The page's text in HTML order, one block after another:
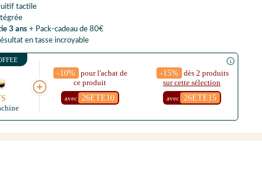
tactile
3 ans+ Pack-cadeau de 80€
en tasse incroyable
-10% pour l'achat de
ce produit
avec 26ETE10
-15%
dès 2 produits
sur cette sélection
avec 26ETE15